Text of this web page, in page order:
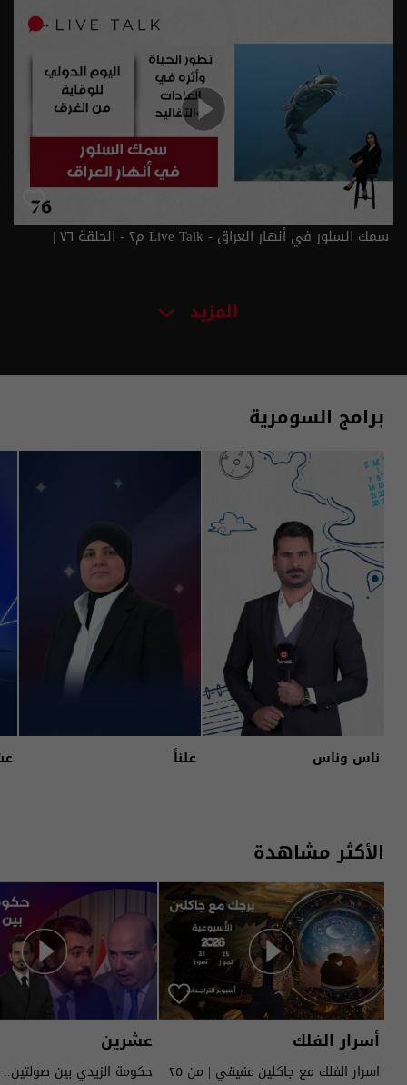
سمك السلور في أنهار العراق - Live Talk م٢ - الحلقة ٧٦ |
المزيد
برامج السومرية
ناس وناس علناً
الأكثر مشاهدة
أسرار الفلك
اسرار الفلك مع جاكلين عقيقي | من ٢٥
عشرين
حكومة الزيدي بين